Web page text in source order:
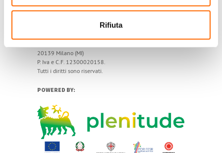
Rifiuta
My Solar Family è un marchio di Eni Plenitude SpA
20139 Milano (MI)
P. Iva e C.F. 12300020158.
Tutti i diritti sono riservati.
POWERED BY: